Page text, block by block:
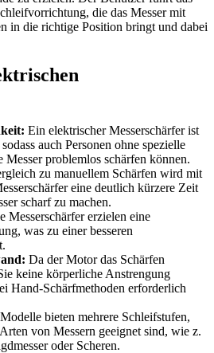
die das Messer mit
in die richtige Position bringt und dabei
Ein elektrischer Messerschärfer ist
auch Personen ohne spezielle
Messer problemlos schärfen können.
zu manuellem Schärfen wird mit
eine deutlich kürzere Zeit
scharf zu machen.
Messerschärfer erzielen eine
was zu einer besseren
Da der Motor das Schärfen
keine körperliche Anstrengung
Hand-Schärfmethoden erforderlich
bieten mehrere Schleifstufen,
von Messern geeignet sind, wie z.
oder Scheren.